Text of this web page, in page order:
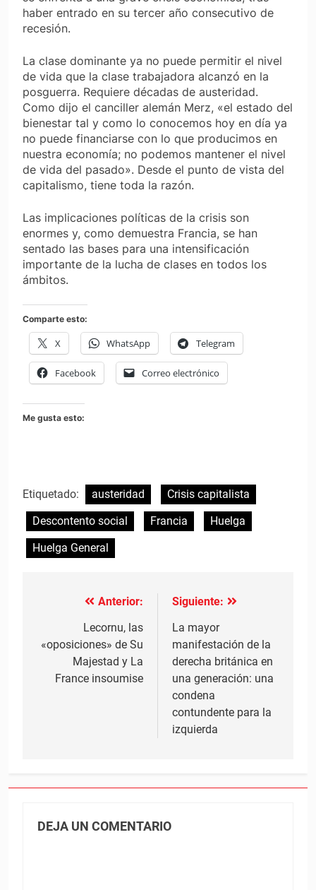
haber entrado en su tercer año consecutivo de
recesión.
La clase dominante ya no puede permitir el nivel
de vida que la clase trabajadora alcanzó en la
posguerra. Requiere décadas de austeridad.
Como dijo el canciller alemán Merz, «el estado del
bienestar tal y como lo conocemos hoy en día ya
no puede financiarse con lo que producimos en
nuestra economía; no podemos mantener el nivel
de vida del pasado». Desde el punto de vista del
capitalismo, tiene toda la razón.
Las implicaciones políticas de la crisis son
enormes y, como demuestra Francia, se han
sentado las bases para una intensificación
importante de la lucha de clases en todos los
ámbitos.
Comparte esto:
X WhatsApp Telegram
Facebook Correo electrónico
Me gusta esto:
Etiquetado: austeridad
Crisis capitalista
Descontento social
Francia
Huelga
Huelga General
Navegación
entradas
Anterior:
Lecornu, las
«oposiciones» de Su
Majestad y La
France insoumise
Siguiente:
La mayor
manifestación de la
derecha británica en
una generación: una
condena
contundente para la
izquierda
DEJA UN COMENTARIO